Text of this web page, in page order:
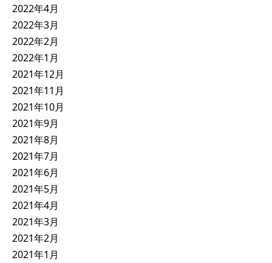
2022年4月
2022年3月
2022年2月
2022年1月
2021年12月
2021年11月
2021年10月
2021年9月
2021年8月
2021年7月
2021年6月
2021年5月
2021年4月
2021年3月
2021年2月
2021年1月